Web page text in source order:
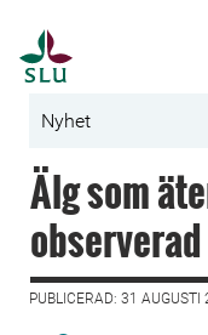
Nyhet
Älg som
PUBLICERAD: 31 AUGUSTI